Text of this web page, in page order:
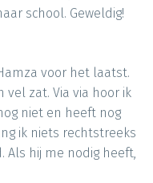
school. Geweldig!
voor het laatst.
vel zat. Via via hoor ik
niet en heeft nog
ik niets rechtstreeks
Als hij me nodig heeft,